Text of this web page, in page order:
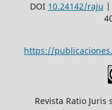
DOI 10.24142/raju |
https://
Revista Ratio